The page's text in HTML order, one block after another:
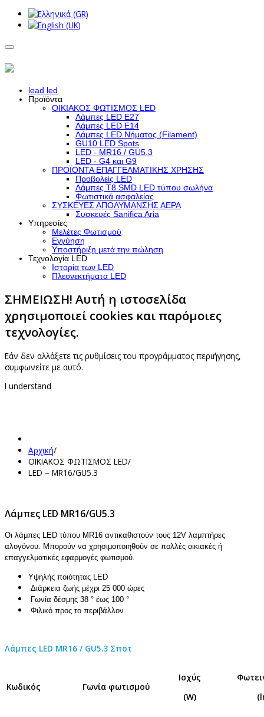
lead led
Προϊόντα
ΟΙΚΙΑΚΟΣ ΦΩΤΙΣΜΟΣ LED
Λάμπες LED Ε27
Λάμπες LED Ε14
Λάμπες LED Νήματος (Filament)
GU10 LED Spots
LED - MR16 / GU5.3
LED - G4 και G9
ΠΡΟΪΟΝΤΑ ΕΠΑΓΓΕΛΜΑΤΙΚΗΣ ΧΡΗΣΗΣ
Προβολείς LED
Λάμπες Τ8 SMD LED τύπου σωλήνα
Φωτιστικά ασφαλείας
ΣΥΣΚΕΥΕΣ ΑΠΟΛΥΜΑΝΣΗΣ ΑΕΡΑ
Συσκευές Sanifica Aria
Υπηρεσίες
Μελέτες Φωτισμού
Εγγύηση
Υποστήριξη μετά την πώληση
Τεχνολογία LED
Ιστορία των LED
Πλεονεκτήματα LED
ΣΗΜΕΙΩΣΗ! Αυτή η ιστοσελίδα
χρησιμοποιεί cookies και παρόμοιες
τεχνολογίες.
Εάν δεν αλλάξετε τις ρυθμίσεις του προγράμματος περιήγησης,
συμφωνείτε με αυτό.
I understand
Αρχική/
ΟΙΚΙΑΚΟΣ ΦΩΤΙΣΜΟΣ LED/
LED – MR16/GU5.3
Λάμπες LED MR16/GU5.3
Οι λάμπες LED τύπου MR16 αντικαθιστούν τους 12V λαμπτήρες
αλογόνου. Μπορούν να χρησιμοποιηθούν σε πολλές οικιακές ή
επαγγελματικές εφαρμογές φωτισμού.
Υψηλής ποιότητας LED
Διάρκεια ζωής μέχρι 25 000 ώρες
Γωνία δέσμης 38 ° έως 100 °
Φιλικό προς το περιβάλλον
Λάμπες LED MR16 / GU5.3 Σποτ
Κωδικός Γωνία φωτισμού
Ισχύς
(W)